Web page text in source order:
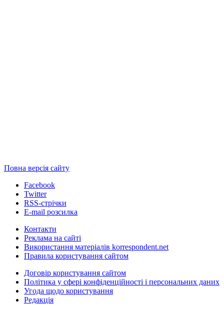
Повна версія сайту
Facebook
Twitter
RSS-стрічки
E-mail розсилка
Контакти
Реклама на сайті
Використання матеріалів korrespondent.net
Правила користування сайтом
Договір користування сайтом
Політика у сфері конфіденційності і персональних даних
Угода щодо користування
Редакція